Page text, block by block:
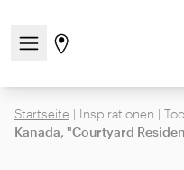
Navigationsmenü
Gehen Sie zur
Startseite | Inspirationen |
Kanada, "Courtyard